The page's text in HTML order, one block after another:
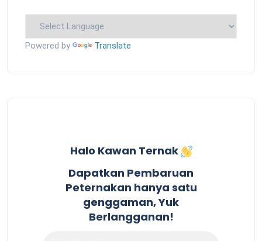
Powered by Translate
Halo Kawan Ternak
Dapatkan Pembaruan
Peternakan hanya satu
genggaman, Yuk
Berlangganan!